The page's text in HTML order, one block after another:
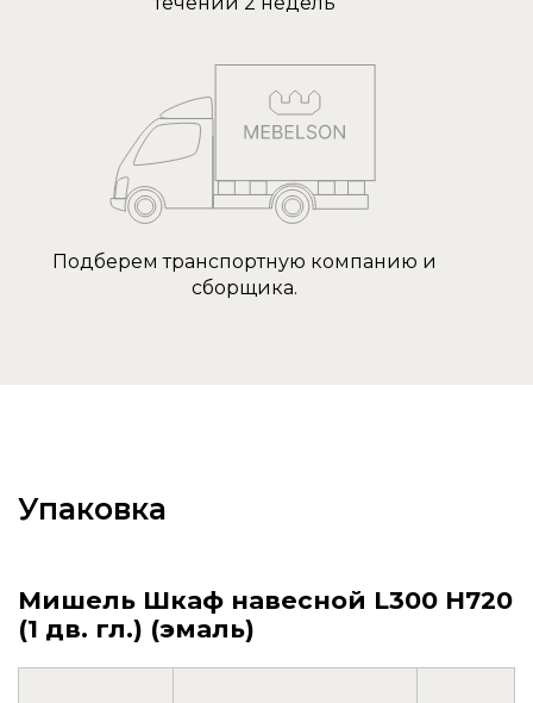
Подберем транспортную компанию и
сборщика.
Упаковка
Мишель Шкаф навесной L300 Н720
(1 дв. гл.) (эмаль)